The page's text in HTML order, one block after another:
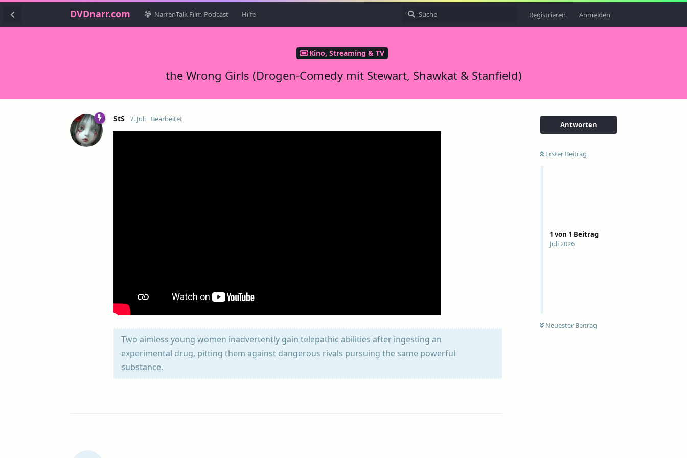
DVDnarr.com NarrenTalk Film-Podcast Hilfe Registrieren Anmelden
Kino, Streaming & TV
the Wrong Girls (Drogen-Comedy mit Stewart, Shawkat & Stanfield)
Antworten
Erster Beitrag
1 von 1 Beitrag
Juli 2026
Neuester Beitrag
StS 7. Juli Bearbeitet
Two aimless young women inadvertently gain telepathic abilities after ingesting an
experimental drug, pitting them against dangerous rivals pursuing the same powerful
substance.